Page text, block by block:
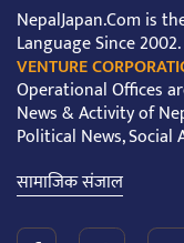
NepalJapan.Com is
Language Since
VENTURE
Operational Offices
News & Activity of
Political News,
सामाजिक संजाल